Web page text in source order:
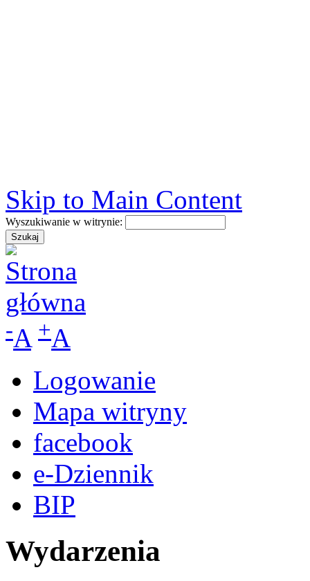
Skip to Main Content
Wyszukiwanie w witrynie:
-A +A
Logowanie
Mapa witryny
facebook
e-Dziennik
BIP
Wydarzenia